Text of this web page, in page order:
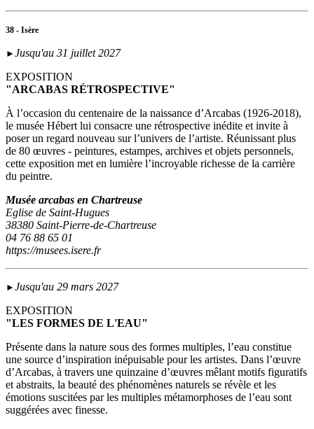
38 - Isère
► Jusqu'au 31 juillet 2027
EXPOSITION
"ARCABAS RÉTROSPECTIVE"
À l’occasion du centenaire de la naissance d’Arcabas (1926-2018),
le musée Hébert lui consacre une rétrospective inédite et invite à
poser un regard nouveau sur l’univers de l’artiste. Réunissant plus
de 80 œuvres - peintures, estampes, archives et objets personnels,
cette exposition met en lumière l’incroyable richesse de la carrière
du peintre.
Musée arcabas en Chartreuse
Eglise de Saint-Hugues
38380 Saint-Pierre-de-Chartreuse
04 76 88 65 01
https://musees.isere.fr
► Jusqu'au 29 mars 2027
EXPOSITION
"LES FORMES DE L'EAU"
Présente dans la nature sous des formes multiples, l’eau constitue
une source d’inspiration inépuisable pour les artistes. Dans l’œuvre
d’Arcabas, à travers une quinzaine d’œuvres mêlant motifs figuratifs
et abstraits, la beauté des phénomènes naturels se révèle et les
émotions suscitées par les multiples métamorphoses de l’eau sont
suggérées avec finesse.